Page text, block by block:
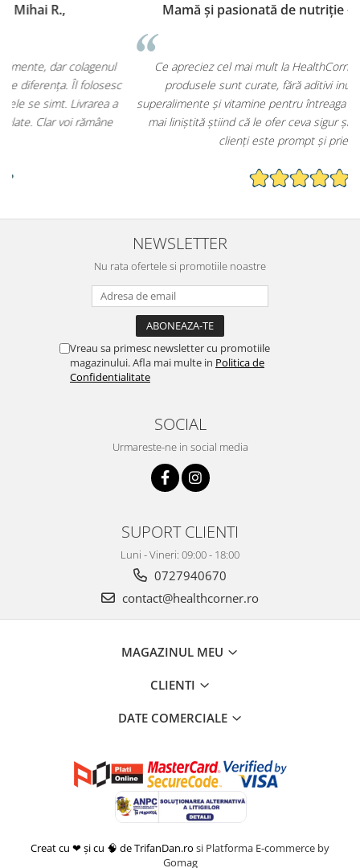
Mamă și pasionată de nutriție – Iași Ioana C.,
Ce apreciez cel mai mult la HealthCorner.ro este faptul că
produsele sunt curate, fără aditivi inutili. Am cumpărat
superalimente și vitamine pentru întreaga familie și mă simt mult
mai liniștită știind că le ofer ceva sigur și de calitate. Serviciul
clienți este prompt și prietenos.
NEWSLETTER
Nu rata ofertele si promotiile noastre
Vreau sa primesc newsletter cu promotiile
magazinului. Afla mai multe in Politica de
Confidentialitate
SOCIAL
Urmareste-ne in social media
SUPORT CLIENTI
Luni - Vineri: 09:00 - 18:00
0727940670
contact@healthcorner.ro
MAGAZINUL MEU
CLIENTI
DATE COMERCIALE
Creat cu ❤ și cu 🧠 de TrifanDan.ro si Platforma E-commerce by
Gomag